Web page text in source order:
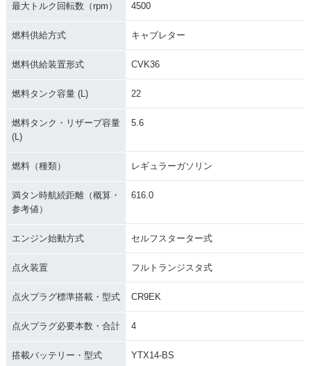
最大トルク回転数（rpm） 4500
燃料供給方式 キャブレター
燃料供給装置形式 CVK36
燃料タンク容量 (L) 22
燃料タンク・リザーブ容量
(L)
5.6
燃料（種類） レギュラーガソリン
満タン時航続距離（概算・
参考値）
616.0
エンジン始動方式 セルフスターター式
点火装置 フルトランジスタ式
点火プラグ標準搭載・型式 CR9EK
点火プラグ必要本数・合計 4
搭載バッテリー・型式 YTX14-BS